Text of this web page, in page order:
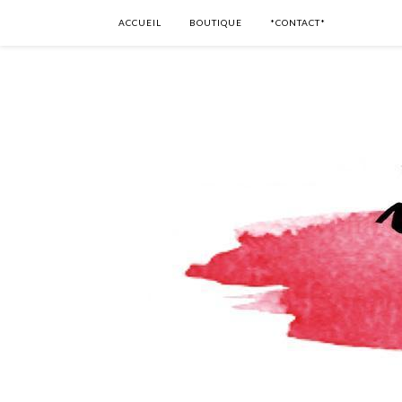
ACCUEIL BOUTIQUE *CONTACT*